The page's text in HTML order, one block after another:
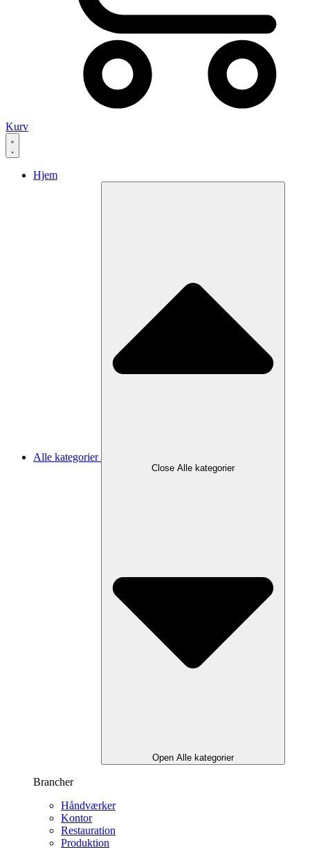
Kurv
Hjem
Alle kategorier
Close Alle kategorier
Open Alle kategorier
Brancher
Håndværker
Kontor
Restauration
Produktion